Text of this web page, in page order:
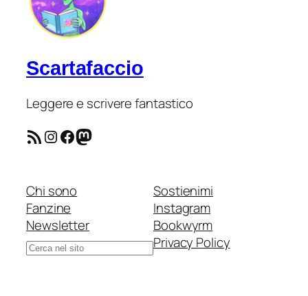
Scartafaccio
Leggere e scrivere fantastico
Feed RSS Instagram Facebook Mastodon
Chi sono
Fanzine
Newsletter
Cerca
Sostienimi
Instagram
Bookwyrm
Privacy Policy